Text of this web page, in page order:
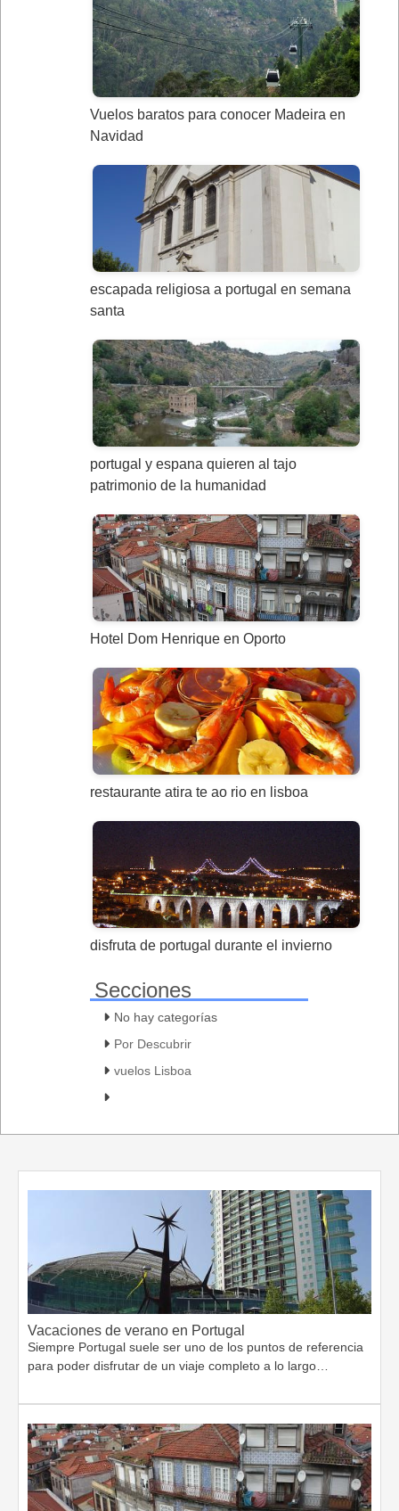
Vuelos baratos para conocer Madeira en
Navidad
escapada religiosa a portugal en semana
santa
portugal y espana quieren al tajo
patrimonio de la humanidad
Hotel Dom Henrique en Oporto
restaurante atira te ao rio en lisboa
disfruta de portugal durante el invierno
Secciones
No hay categorías
Por Descubrir
vuelos Lisboa
Vacaciones de verano en Portugal
Siempre Portugal suele ser uno de los puntos de referencia
para poder disfrutar de un viaje completo a lo largo…